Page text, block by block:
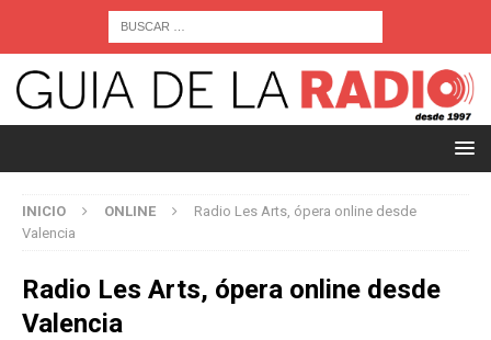
INICIO ONLINE
Radio Les Arts, ópera online desde
Valencia
Radio Les Arts, ópera online desde
Valencia